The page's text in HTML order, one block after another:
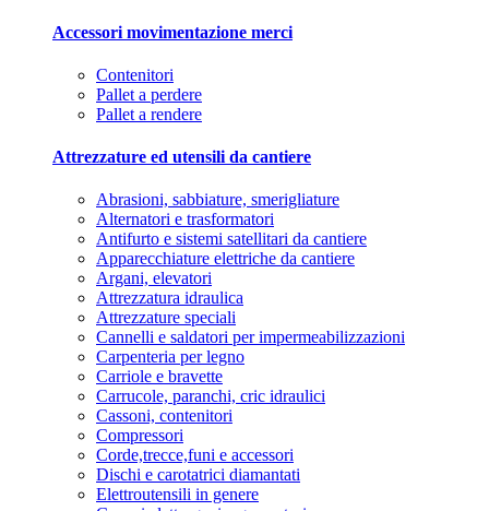
Accessori movimentazione merci
Contenitori
Pallet a perdere
Pallet a rendere
Attrezzature ed utensili da cantiere
Abrasioni, sabbiature, smerigliature
Alternatori e trasformatori
Antifurto e sistemi satellitari da cantiere
Apparecchiature elettriche da cantiere
Argani, elevatori
Attrezzatura idraulica
Attrezzature speciali
Cannelli e saldatori per impermeabilizzazioni
Carpenteria per legno
Carriole e bravette
Carrucole, paranchi, cric idraulici
Cassoni, contenitori
Compressori
Corde,trecce,funi e accessori
Dischi e carotatrici diamantati
Elettroutensili in genere